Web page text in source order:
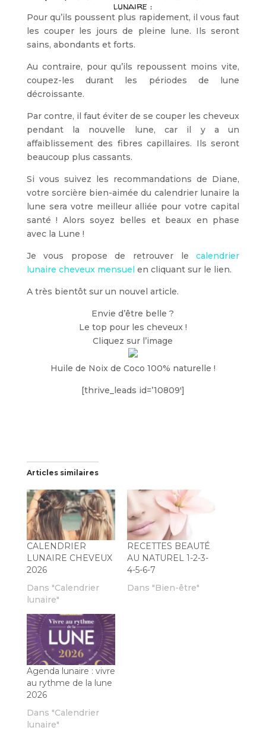
lunaire :
Pour qu’ils poussent plus rapidement, il vous faut
les couper les jours de pleine lune. Ils seront
sains, abondants et forts.
Au contraire, pour qu’ils repoussent moins vite,
coupez-les durant les périodes de lune
décroissante.
Par contre, il faut éviter de se couper les cheveux
pendant la nouvelle lune, car il y a un
affaiblissement des fibres capillaires. Ils seront
beaucoup plus cassants.
Si vous suivez les recommandations de Diane,
votre sorcière bien-aimée du calendrier lunaire la
lune sera votre meilleur alliée pour votre capital
santé ! Alors soyez belles et beaux en phase
avec la Lune !
Je vous propose de retrouver lecalendrier
lunaire cheveux mensuel en cliquant sur le lien.
A très bientôt sur un nouvel article.
Envie d’être belle ?
Le top pour les cheveux !
Cliquez sur l’image
Huile de Noix de Coco 100% naturelle !
[thrive_leads id=’10809′]
Articles similaires
CALENDRIER
LUNAIRE CHEVEUX
2026
Dans "Calendrier
lunaire"
RECETTES BEAUTÉ
AU NATUREL 1-2-3-
4-5-6-7
Dans "Bien-être"
Agenda lunaire : vivre
au rythme de la lune
2026
Dans "Calendrier
lunaire"